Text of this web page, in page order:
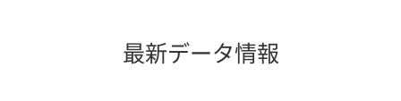
最新データ情報